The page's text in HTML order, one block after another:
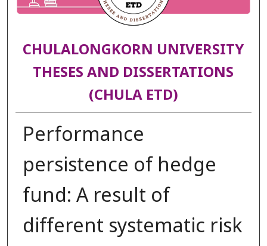
CHULALONGKORN UNIVERSITY
THESES AND DISSERTATIONS
(CHULA ETD)
Performance
persistence of hedge
fund: A result of
different systematic risk